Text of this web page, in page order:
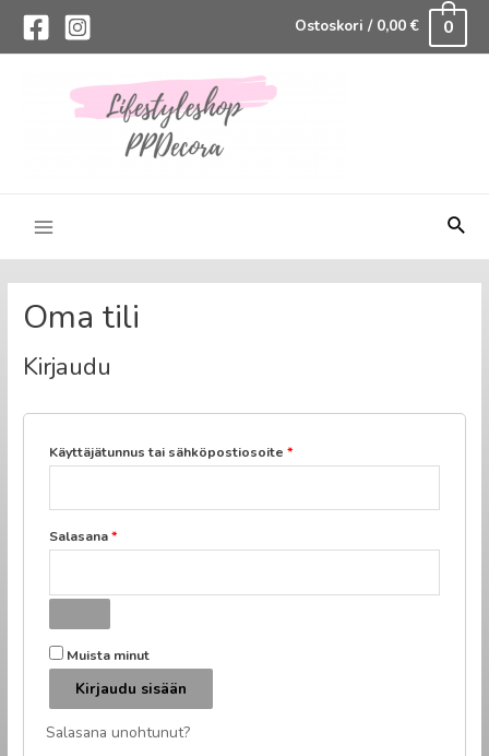
Ostoskori / 0,00€ 0
Menu
Hae
Oma tili
Kirjaudu
Käyttäjätunnus tai sähköpostiosoite*Vaaditaan
Salasana*Vaaditaan
Muista minut
Kirjaudu sisään
Salasana unohtunut?